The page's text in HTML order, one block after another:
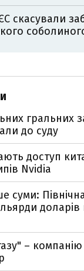
скасували
гральних
до суду
доступ
Nvidia
суми:
доларів
– компанію